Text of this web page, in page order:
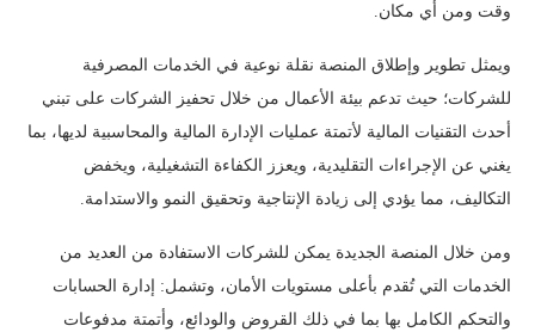
وقت ومن أي مكان.
ويمثل تطوير وإطلاق المنصة نقلة نوعية في الخدمات المصرفية
للشركات؛ حيث تدعم بيئة الأعمال من خلال تحفيز الشركات على تبني
أحدث التقنيات المالية لأتمتة عمليات الإدارة المالية والمحاسبية لديها، بما
يغني عن الإجراءات التقليدية، ويعزز الكفاءة التشغيلية، ويخفض
التكاليف، مما يؤدي إلى زيادة الإنتاجية وتحقيق النمو والاستدامة.
ومن خلال المنصة الجديدة يمكن للشركات الاستفادة من العديد من
الخدمات التي تُقدم بأعلى مستويات الأمان، وتشمل: إدارة الحسابات
والتحكم الكامل بها بما في ذلك القروض والودائع، وأتمتة مدفوعات